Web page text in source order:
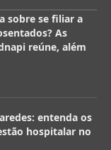
sobre se filiar a
As
reúne, além
entenda os
hospitalar no